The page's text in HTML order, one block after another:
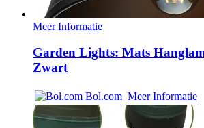
Meer Informatie
Garden Lights: Mats
Zwart
Bol.com Meer Informatie